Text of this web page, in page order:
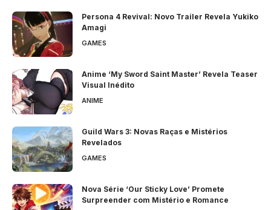
Persona 4 Revival: Novo Trailer Revela Yukiko
Amagi
GAMES
Anime ‘My Sword Saint Master’ Revela Teaser
Visual Inédito
ANIME
Guild Wars 3: Novas Raças e Mistérios
Revelados
GAMES
Nova Série ‘Our Sticky Love’ Promete
Surpreender com Mistério e Romance